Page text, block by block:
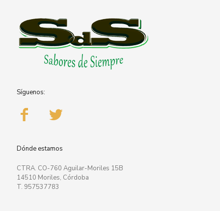
Síguenos:
Dónde estamos
CTRA. CO-760 Aguilar-Moriles 15B
14510 Moriles, Córdoba
T. 957537783